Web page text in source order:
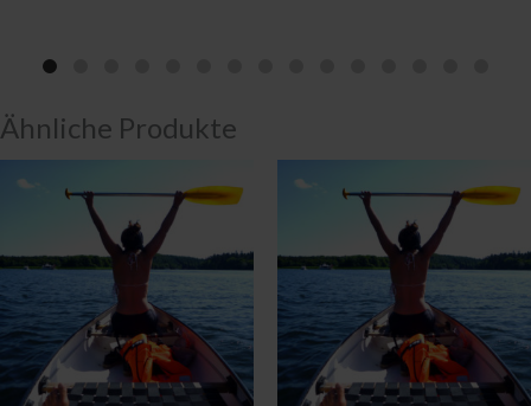
Ähnliche Produkte